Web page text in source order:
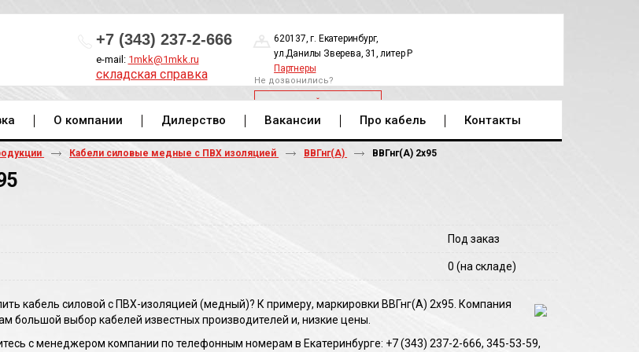
+7 (343) 237-2-666
e-mail: 1mkk@1mkk.ru
складская справка
620137, г. Екатеринбург,
ул.Данилы Зверева, 31, литер Р
Партнеры
Не дозвонились?
ОБРАТНЫЙ ЗВОНОК
О компании Дилерство Вакансии Про кабель Контакты
Кабели силовые медные с ПВХ изоляцией ВВГнг(А) ВВГнг(A) 2х95
Под заказ
0 (на складе)
кабель силовой с ПВХ-изоляцией (медный)? К примеру, маркировки ВВГнг(A) 2х95. Компания
большой выбор кабелей известных производителей и, низкие цены.
с менеджером компании по телефонным номерам в Екатеринбурге: +7 (343) 237-2-666, 345-53-59,